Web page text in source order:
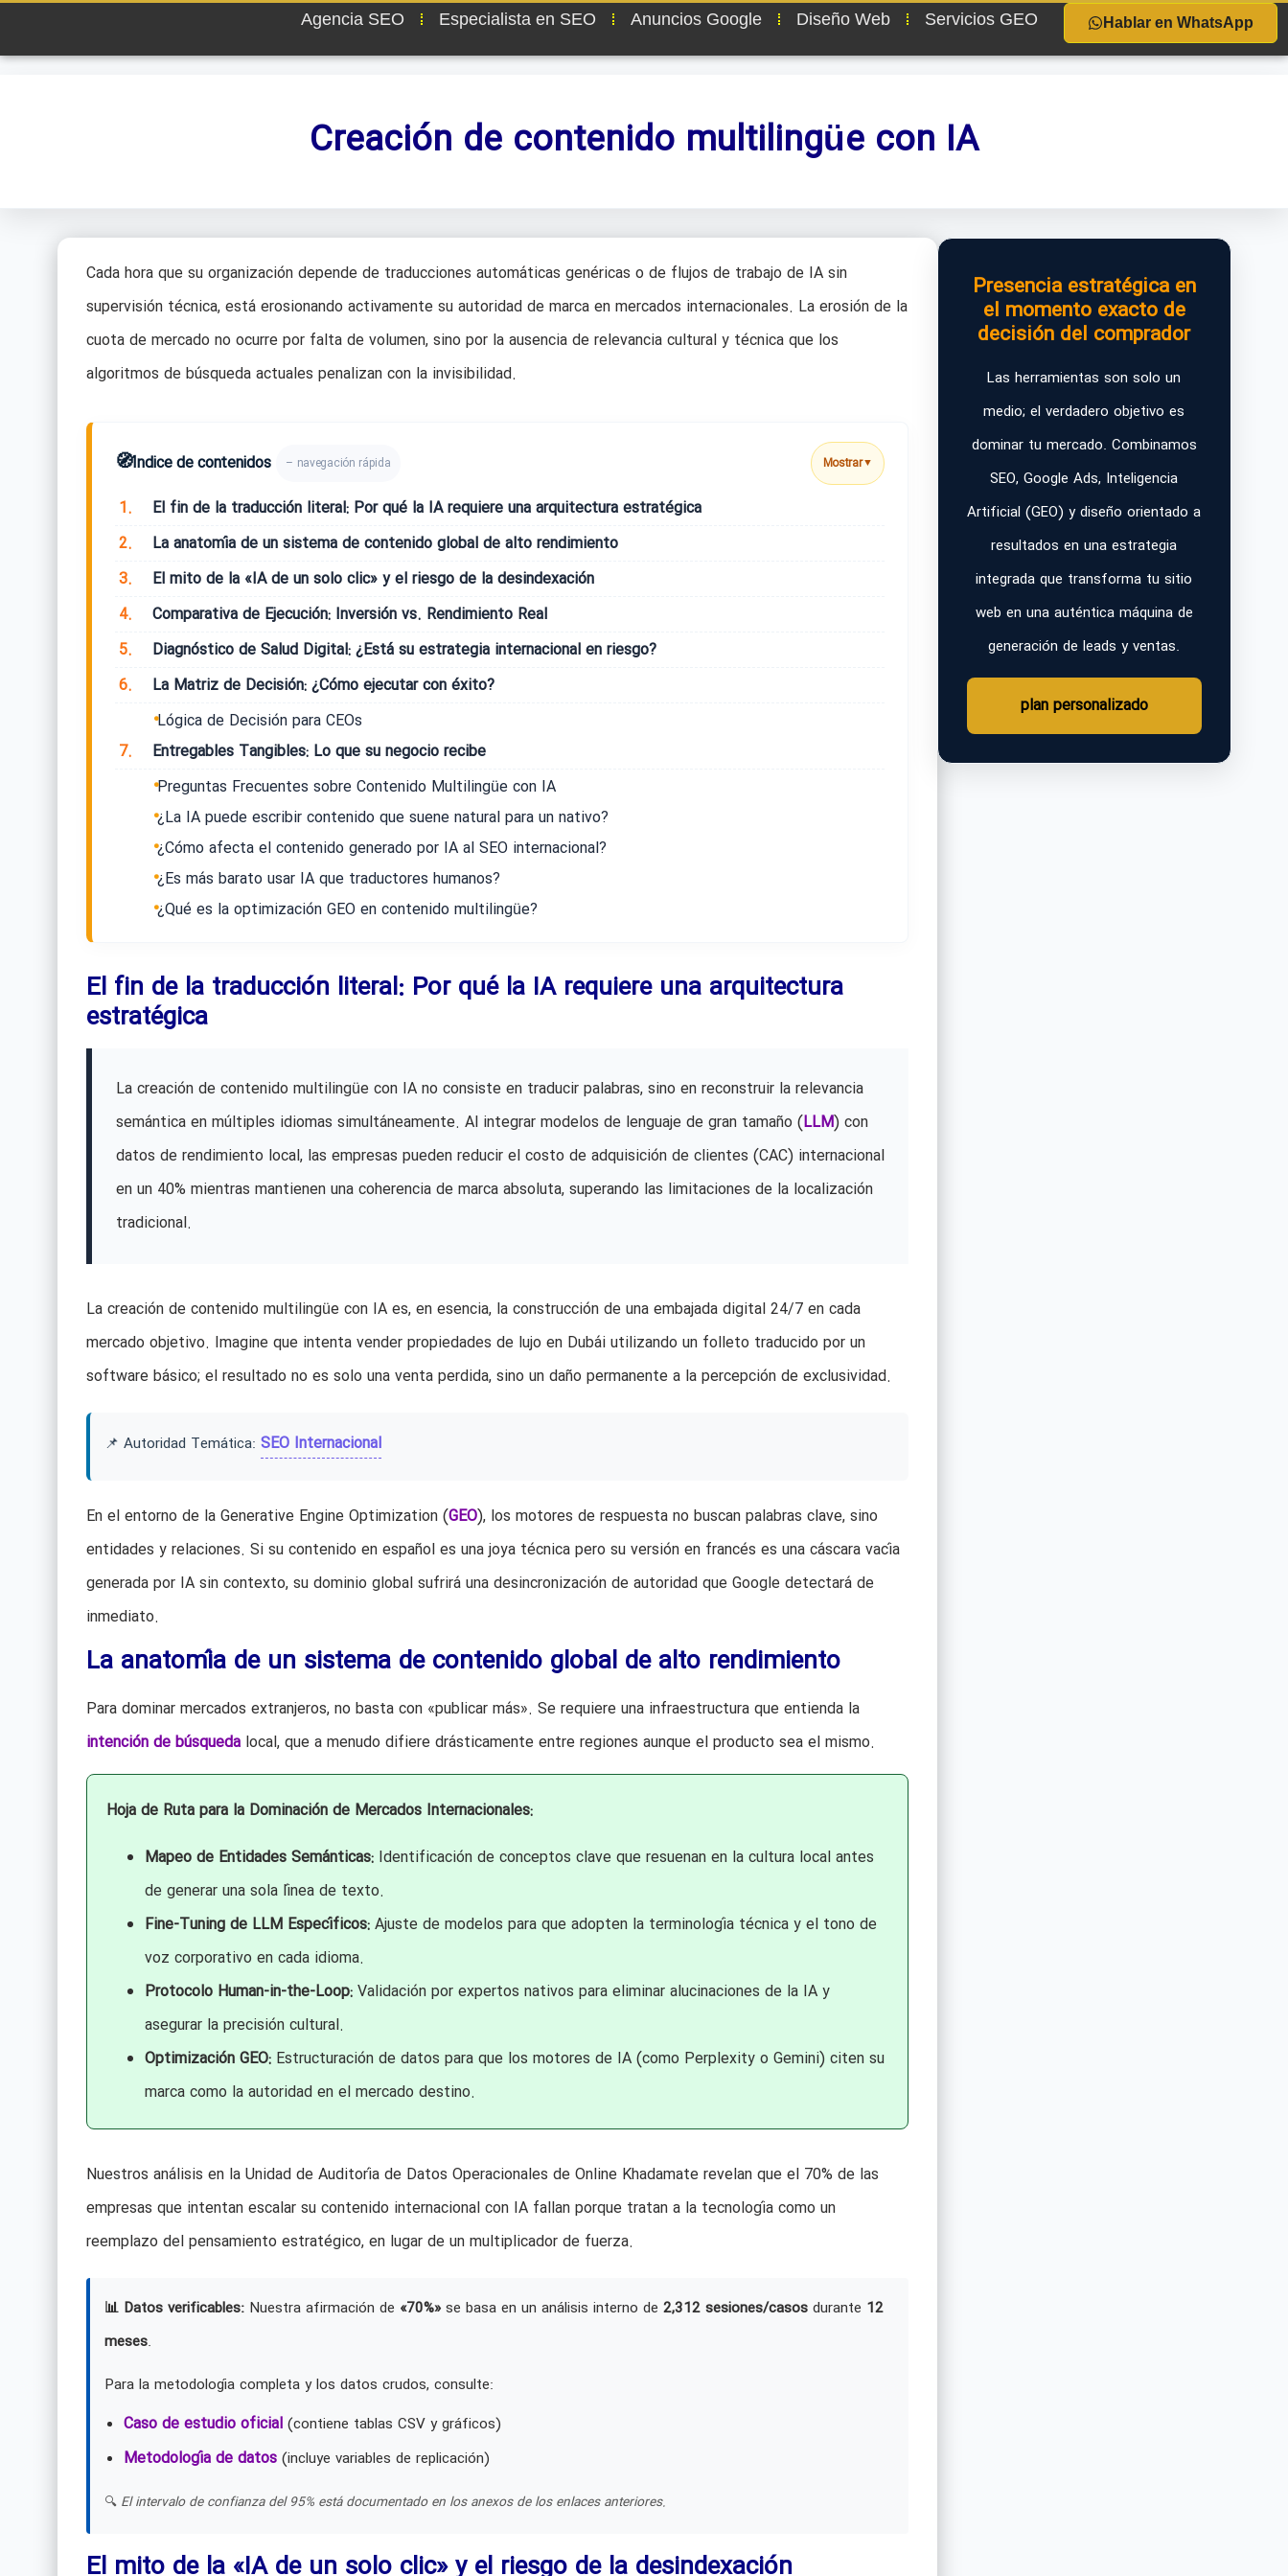
Agencia SEO Especialista en SEO Anuncios Google Diseño Web Servicios GEO Hablar en WhatsApp
Creación de contenido multilingüe con IA
Cada hora que su organización depende de traducciones automáticas genéricas o de flujos de trabajo de IA sin
supervisión técnica, está erosionando activamente su autoridad de marca en mercados internacionales. La erosión de la
cuota de mercado no ocurre por falta de volumen, sino por la ausencia de relevancia cultural y técnica que los
algoritmos de búsqueda actuales penalizan con la invisibilidad.
🧭Índice de contenidos – navegación rápida Mostrar▼
1.
El fin de la traducción literal: Por qué la IA requiere una arquitectura estratégica
2.
La anatomía de un sistema de contenido global de alto rendimiento
3.
El mito de la «IA de un solo clic» y el riesgo de la desindexación
4.
Comparativa de Ejecución: Inversión vs. Rendimiento Real
5.
Diagnóstico de Salud Digital: ¿Está su estrategia internacional en riesgo?
6.
La Matriz de Decisión: ¿Cómo ejecutar con éxito?
Lógica de Decisión para CEOs
7.
Entregables Tangibles: Lo que su negocio recibe
Preguntas Frecuentes sobre Contenido Multilingüe con IA
¿La IA puede escribir contenido que suene natural para un nativo?
¿Cómo afecta el contenido generado por IA al SEO internacional?
¿Es más barato usar IA que traductores humanos?
¿Qué es la optimización GEO en contenido multilingüe?
El fin de la traducción literal: Por qué la IA requiere una arquitectura
estratégica
La creación de contenido multilingüe con IA no consiste en traducir palabras, sino en reconstruir la relevancia
semántica en múltiples idiomas simultáneamente. Al integrar modelos de lenguaje de gran tamaño (LLM) con
datos de rendimiento local, las empresas pueden reducir el costo de adquisición de clientes (CAC) internacional
en un 40% mientras mantienen una coherencia de marca absoluta, superando las limitaciones de la localización
tradicional.
La creación de contenido multilingüe con IA es, en esencia, la construcción de una embajada digital 24/7 en cada
mercado objetivo. Imagine que intenta vender propiedades de lujo en Dubái utilizando un folleto traducido por un
software básico; el resultado no es solo una venta perdida, sino un daño permanente a la percepción de exclusividad.
📌 Autoridad Temática: SEO Internacional
En el entorno de la Generative Engine Optimization (GEO), los motores de respuesta no buscan palabras clave, sino
entidades y relaciones. Si su contenido en español es una joya técnica pero su versión en francés es una cáscara vacía
generada por IA sin contexto, su dominio global sufrirá una desincronización de autoridad que Google detectará de
inmediato.
La anatomía de un sistema de contenido global de alto rendimiento
Para dominar mercados extranjeros, no basta con «publicar más». Se requiere una infraestructura que entienda la
intención de búsquedalocal, que a menudo difiere drásticamente entre regiones aunque el producto sea el mismo.
Hoja de Ruta para la Dominación de Mercados Internacionales:
Mapeo de Entidades Semánticas:Identificación de conceptos clave que resuenan en la cultura local antes
de generar una sola línea de texto.
Fine-Tuning de LLM Específicos:Ajuste de modelos para que adopten la terminología técnica y el tono de
voz corporativo en cada idioma.
Protocolo Human-in-the-Loop:Validación por expertos nativos para eliminar alucinaciones de la IA y
asegurar la precisión cultural.
Optimización GEO:Estructuración de datos para que los motores de IA (como Perplexity o Gemini) citen su
marca como la autoridad en el mercado destino.
Nuestros análisis en la Unidad de Auditoría de Datos Operacionales de Online Khadamate revelan que el 70% de las
empresas que intentan escalar su contenido internacional con IA fallan porque tratan a la tecnología como un
reemplazo del pensamiento estratégico, en lugar de un multiplicador de fuerza.
📊 Datos verificables:Nuestra afirmación de «70%»se basa en un análisis interno de 2,312 sesiones/casosdurante 12
meses.
Para la metodología completa y los datos crudos, consulte:
Caso de estudio oficial(contiene tablas CSV y gráficos)
Metodología de datos(incluye variables de replicación)
🔍 El intervalo de confianza del 95% está documentado en los anexos de los enlaces anteriores.
El mito de la «IA de un solo clic» y el riesgo de la desindexación
Presencia estratégica en
el momento exacto de
decisión del comprador
Las herramientas son solo un
medio; el verdadero objetivo es
dominar tu mercado. Combinamos
SEO, Google Ads, Inteligencia
Artificial (GEO) y diseño orientado a
resultados en una estrategia
integrada que transforma tu sitio
web en una auténtica máquina de
generación de leads y ventas.
plan personalizado